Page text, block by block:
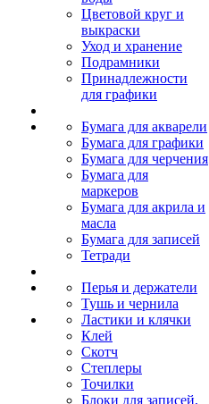
Цветовой круг и
выкраски
Уход и хранение
Подрамники
Принадлежности
для графики
Бумага для акварели
Бумага для графики
Бумага для черчения
Бумага для
маркеров
Бумага для акрила и
масла
Бумага для записей
Тетради
Перья и держатели
Тушь и чернила
Ластики и клячки
Клей
Скотч
Степлеры
Точилки
Блоки для записей,